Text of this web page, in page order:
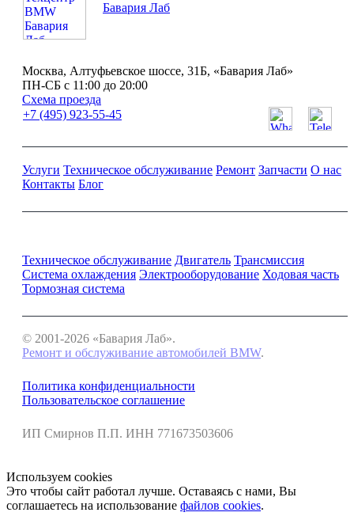
Бавария Лаб
Москва, Алтуфьевское шоссе, 31Б, «Бавария Лаб»
ПН-СБ с 11:00 до 20:00
Схема проезда
+7 (495) 923-55-45
Услуги Техническое обслуживание Ремонт Запчасти О нас
Контакты Блог
Техническое обслуживание Двигатель Трансмиссия
Система охлаждения Электрооборудование Ходовая часть
Тормозная система
© 2001-2026 «Бавария Лаб».
Ремонт и обслуживание автомобилей BMW.
Политика конфиденциальности
Пользовательское соглашение
ИП Смирнов П.П. ИНН 771673503606
Используем cookies
Это чтобы сайт работал лучше. Оставаясь с нами, Вы
соглашаетесь на использование файлов cookies.